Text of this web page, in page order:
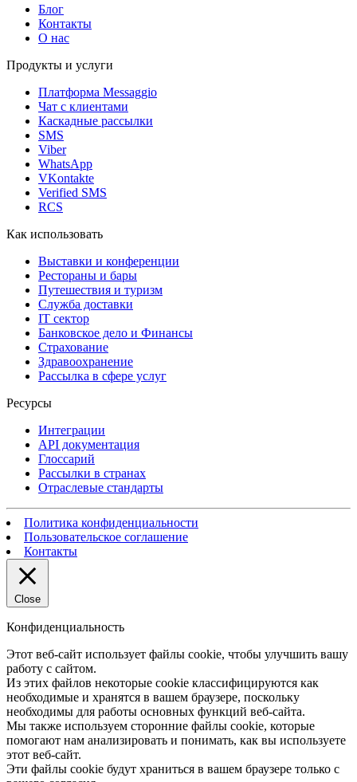
Блог
Контакты
О нас
Продукты и услуги
Платформа Messaggio
Чат с клиентами
Каскадные рассылки
SMS
Viber
WhatsApp
VKontakte
Verified SMS
RCS
Как использовать
Выставки и конференции
Рестораны и бары
Путешествия и туризм
Служба доставки
IT сектор
Банковское дело и Финансы
Страхование
Здравоохранение
Рассылка в сфере услуг
Ресурсы
Интеграции
API документация
Глоссарий
Рассылки в странах
Отраслевые стандарты
Политика конфиденциальности
Пользовательское соглашение
Контакты
Close
Конфиденциальность
Этот веб-сайт использует файлы cookie, чтобы улучшить вашу
работу с сайтом.
Из этих файлов некоторые cookie классифицируются как
необходимые и хранятся в вашем браузере, поскольку
необходимы для работы основных функций веб-сайта.
Мы также используем сторонние файлы cookie, которые
помогают нам анализировать и понимать, как вы используете
этот веб-сайт.
Эти файлы cookie будут храниться в вашем браузере только с